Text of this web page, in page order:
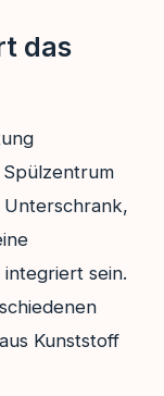
das
Spülzentrum
Unterschrank,
integriert sein.
Kunststoff